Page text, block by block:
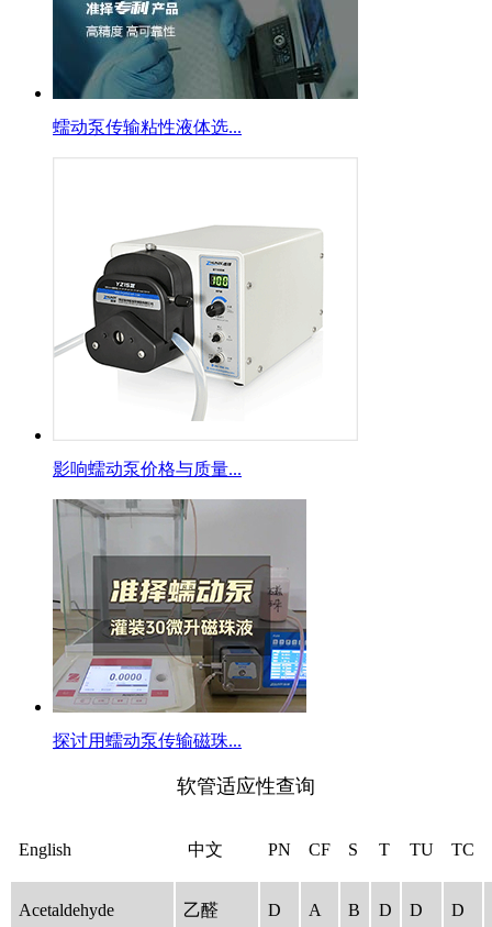
蠕动泵传输粘性液体选...
影响蠕动泵价格与质量...
探讨用蠕动泵传输磁珠...
软管适应性查询
English 中文 PN CF S T TU TC
Acetaldehyde 乙醛 D A B D D D